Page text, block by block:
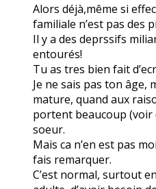
Alors déjà,même si
familiale n’est pas des
Il y a des deprssifs
entourés!
Tu as tres bien fait
Je ne sais pas ton
mature, quand aux
portent beaucoup (voir
soeur.
Mais ca n’en est pas
fais remarquer.
C’est normal, surtout